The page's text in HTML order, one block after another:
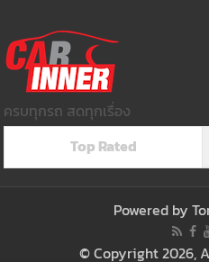
ครบทุกรถ สดทุกเรื่อง
Top Rated
Powered by
© Copyright 2026,